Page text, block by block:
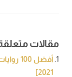
مقالات
أفضل
2021]